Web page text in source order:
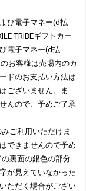
び電子マネー(d払
TRIBEギフトカー
電子マネー(d払
お客様は売場内のカ
ドのお支払い方法は
ございません。ま
んので、予めご了承
みご利用いただけま
できませんので予め
の裏面の銀色の部分
が見えていなかった
ただく場合がござい